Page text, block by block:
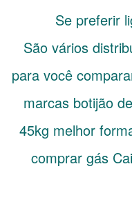
Se preferir
São vários
para você
marcas botijão
45kg melhor
comprar gás